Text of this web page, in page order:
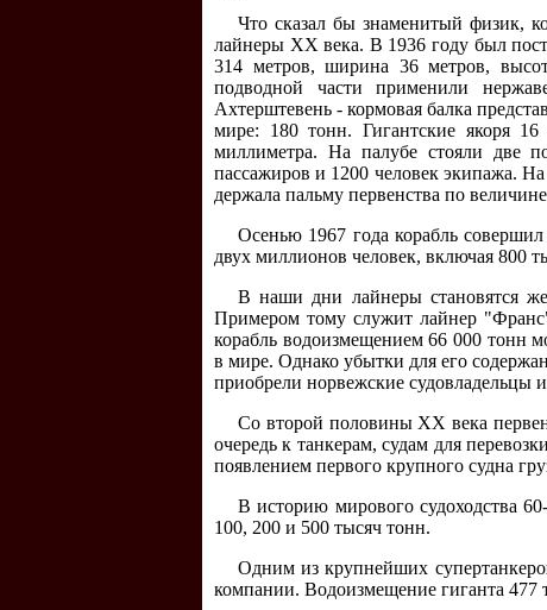
Что сказал бы знаменитый физик,
лайнеры XX века. В 1936 году был
314 метров, ширина 36 метров,
подводной части применили
Ахтерштевень - кормовая балка
мире: 180 тонн. Гигантские якоря
миллиметра. На палубе стояли две
пассажиров и 1200 человек экипажа.
держала пальму первенства по
Осенью 1967 года корабль
двух миллионов человек, включая 800
В наши дни лайнеры становятся
Примером тому служит лайнер
корабль водоизмещением 66 000 тонн
в мире. Однако убытки для его
приобрели норвежские судовладельцы
Со второй половины XX века
очередь к танкерам, судам для
появлением первого крупного судна
В историю мирового судоходства
100, 200 и 500 тысяч тонн.
Одним из крупнейших
компании. Водоизмещение гиганта 477